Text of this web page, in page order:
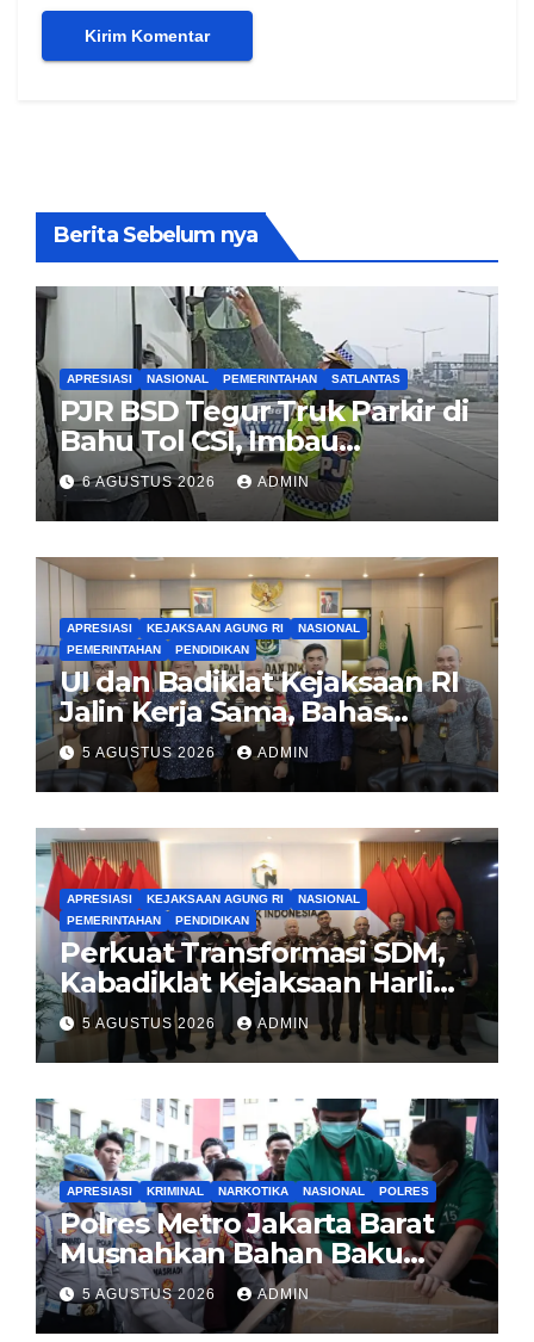
Berita Sebelum nya
APRESIASI NASIONAL PEMERINTAHAN SATLANTAS
PJR BSD Tegur Truk Parkir di
Bahu Tol CSI, Imbau
Pengendara Tertib
6 AGUSTUS 2026 ADMIN
APRESIASI KEJAKSAAN AGUNG RI
NASIONAL
PEMERINTAHAN
PENDIDIKAN
UI dan Badiklat Kejaksaan RI
Jalin Kerja Sama, Bahas
Pembentukan Pusat Studi
Kajian Kejaksaan
5 AGUSTUS 2026 ADMIN
APRESIASI KEJAKSAAN AGUNG RI
NASIONAL
PEMERINTAHAN
PENDIDIKAN
Perkuat Transformasi SDM,
Kabadiklat Kejaksaan Harli
Siregar Jalin Sinergi dengan
LAN RI
5 AGUSTUS 2026 ADMIN
APRESIASI KRIMINAL NARKOTIKA NASIONAL POLRES
Polres Metro Jakarta Barat
Musnahkan Bahan Baku
Narkotika 1,1 Ton
Carisoprodol, Selamatkan 3,5
5 AGUSTUS 2026 ADMIN